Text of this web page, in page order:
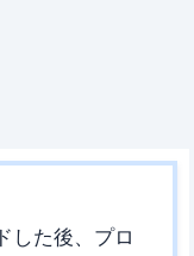
した後、プロ